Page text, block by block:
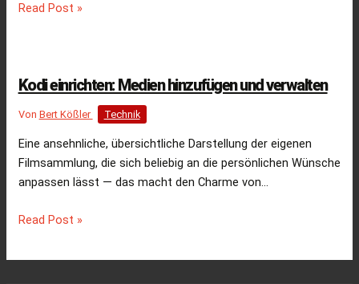
Read Post »
Kodi einrichten: Medien hinzufügen und verwalten
Von Bert Kößler Technik
Eine ansehnliche, übersichtliche Darstellung der eigenen
Filmsammlung, die sich beliebig an die persönlichen Wünsche
anpassen lässt — das macht den Charme von…
Read Post »